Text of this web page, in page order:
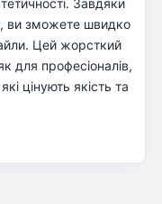
ви зможете швидко
Цей жорсткий
для професіоналів,
цінують якість та